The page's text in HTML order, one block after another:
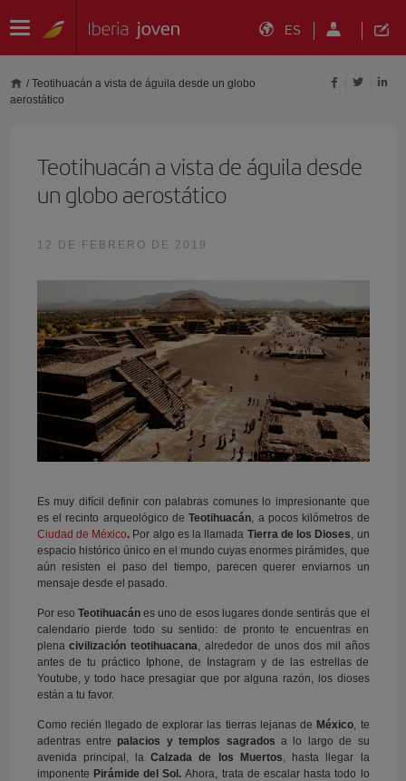
ES
/ Teotihuacán a vista de águila desde un globo
aerostático
Teotihuacán a vista de águila desde
un globo aerostático
12 DE FEBRERO DE 2019
Es muy difícil definir con palabras comunes lo impresionante que
es el recinto arqueológico deTeotihuacán , a pocos kilómetros de
Ciudad de México. Por algo es la llamada Tierra de los Dioses , un
espacio histórico único en el mundo cuyas enormes pirámides, que
aún resisten el paso del tiempo, parecen querer enviarnos un
mensaje desde el pasado.
Por eso Teotihuacánes uno de esos lugares donde sentirás que el
calendario pierde todo su sentido: de pronto te encuentras en
plena civilización teotihuacana , alrededor de unos dos mil años
antes de tu práctico Iphone, de Instagram y de las estrellas de
Youtube, y todo hace presagiar que por alguna razón, los dioses
están a tu favor.
Como recién llegado de explorar las tierras lejanas de México , te
adentras entre palacios y templos sagrados a lo largo de su
avenida principal, laCalzada de los Muertos , hasta llegar la
imponente Pirámide del Sol.Ahora, trata de escalar hasta todo lo